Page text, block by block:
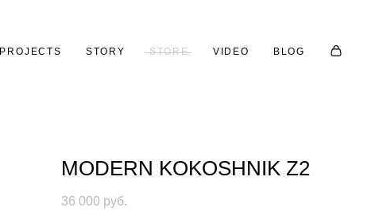
PROJECTS STORY STORE VIDEO BLOG
MODERN KOKOSHNIK Z2
36 000 pуб.